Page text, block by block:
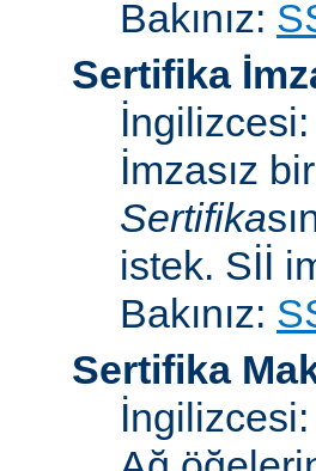
Bakınız:
Sertifika
İmzasız
Sertifika
istek. Sİİ
Bakınız:
Sertifika